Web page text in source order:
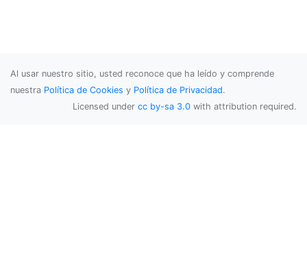
Al usar nuestro sitio, usted reconoce que ha leído y comprende
nuestra Política de Cookies y Política de Privacidad.
Licensed under cc by-sa 3.0 with attribution required.